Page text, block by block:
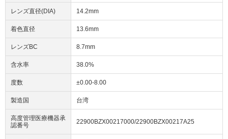
レンズ直径(DIA) 14.2mm
着色直径 13.6mm
レンズBC 8.7mm
含水率 38.0%
度数 ±0.00-8.00
製造国 台湾
高度管理医療機器承
認番号
22900BZX00217000/22900BZX00217A25